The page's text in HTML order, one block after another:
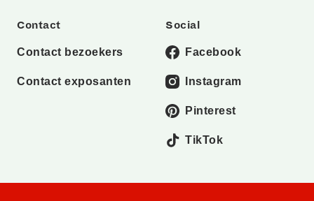
Contact
Contact bezoekers
Contact exposanten
Social
Facebook
Instagram
Pinterest
TikTok